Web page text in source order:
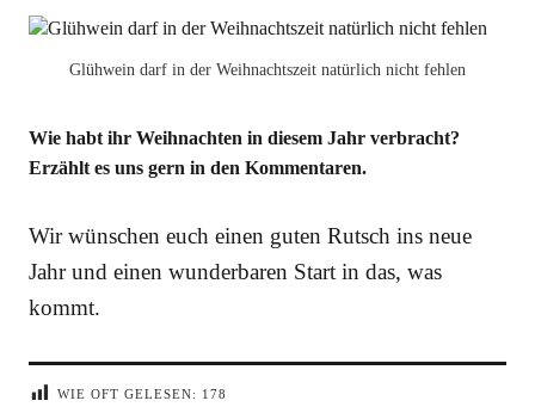
Glühwein darf in der Weihnachtszeit natürlich nicht fehlen
Wie habt ihr Weihnachten in diesem Jahr verbracht?
Erzählt es uns gern in den Kommentaren.
Wir wünschen euch einen guten Rutsch ins neue
Jahr und einen wunderbaren Start in das, was
kommt.
WIE OFT GELESEN: 178